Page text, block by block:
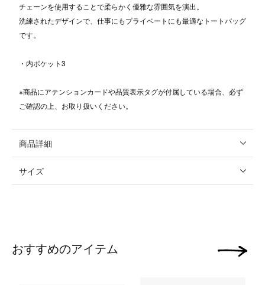
チェーンを使用することで柔らかく優雅な雰囲気を演出。
洗練されたデザインで、仕事にもプライベートにも最適なトートバッグ
です。
・内ポケット3
※商品にアテンションカードや品質表示タグが付属している場合、必ず
ご確認の上、お取り扱いください。
商品詳細
サイズ
おすすめのアイテム 次の画像